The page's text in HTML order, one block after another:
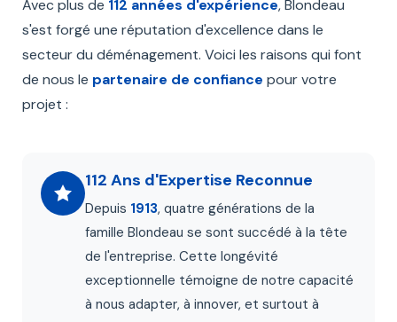
Avec plus de 112 années d'expérience, Blondeau
s'est forgé une réputation d'excellence dans le
secteur du déménagement. Voici les raisons qui font
de nous le partenaire de confiance pour votre
projet :
112 Ans d'Expertise Reconnue
Depuis 1913, quatre générations de la
famille Blondeau se sont succédé à la tête
de l'entreprise. Cette longévité
exceptionnelle témoigne de notre capacité
à nous adapter, à innover, et surtout à